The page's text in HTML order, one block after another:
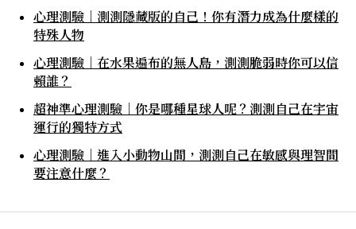
心理測驗｜測測隱藏版的自己！你有潛力成為什麼樣的
特殊人物
心理測驗｜在水果遍布的無人島，測測脆弱時你可以信
賴誰？
超神準心理測驗｜你是哪種星球人呢？測測自己在宇宙
運行的獨特方式
心理測驗｜進入小動物山間，測測自己在敏感與理智間
要注意什麼？